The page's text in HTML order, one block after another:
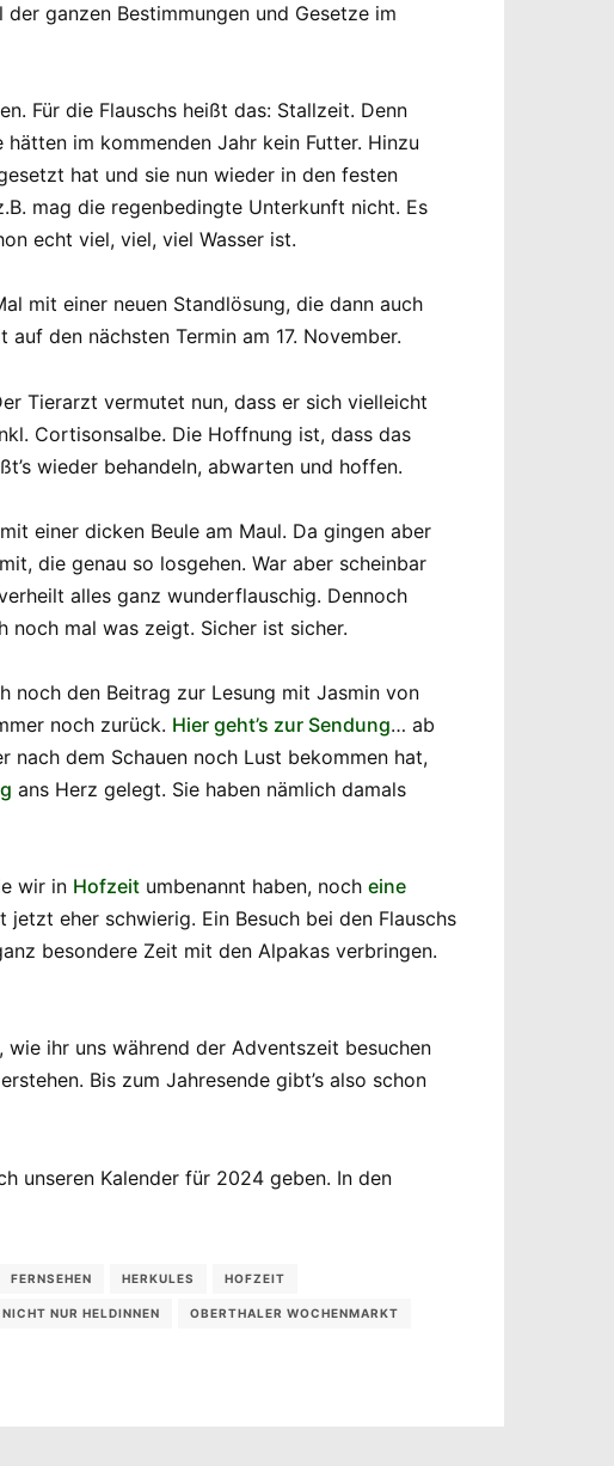
ganzen Bestimmungen und Gesetze im
Für die Flauschs heißt das: Stallzeit. Denn
im kommenden Jahr kein Futter. Hinzu
hat und sie nun wieder in den festen
mag die regenbedingte Unterkunft nicht. Es
echt viel, viel, viel Wasser ist.
mit einer neuen Standlösung, die dann auch
den nächsten Termin am 17. November.
Tierarzt vermutet nun, dass er sich vielleicht
Cortisonsalbe. Die Hoffnung ist, dass das
wieder behandeln, abwarten und hoffen.
einer dicken Beule am Maul. Da gingen aber
die genau so losgehen. War aber scheinbar
alles ganz wunderflauschig. Dennoch
noch mal was zeigt. Sicher ist sicher.
noch den Beitrag zur Lesung mit Jasmin von
noch zurück. Hier geht’s zur Sendung… ab
nach dem Schauen noch Lust bekommen hat,
ans Herz gelegt. Sie haben nämlich damals
wir in Hofzeit umbenannt haben, noch eine
eher schwierig. Ein Besuch bei den Flauschs
besondere Zeit mit den Alpakas verbringen.
ihr uns während der Adventszeit besuchen
Bis zum Jahresende gibt’s also schon
unseren Kalender für 2024 geben. In den
FERNSEHEN HERKULES HOFZEIT
NICHT NUR HELDINNEN OBERTHALER WOCHENMARKT